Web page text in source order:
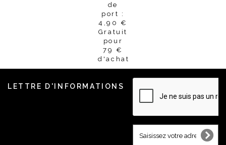
de
port :
4,90 €
Gratuit
pour
79 €
d'achat
LETTRE D'INFORMATIONS